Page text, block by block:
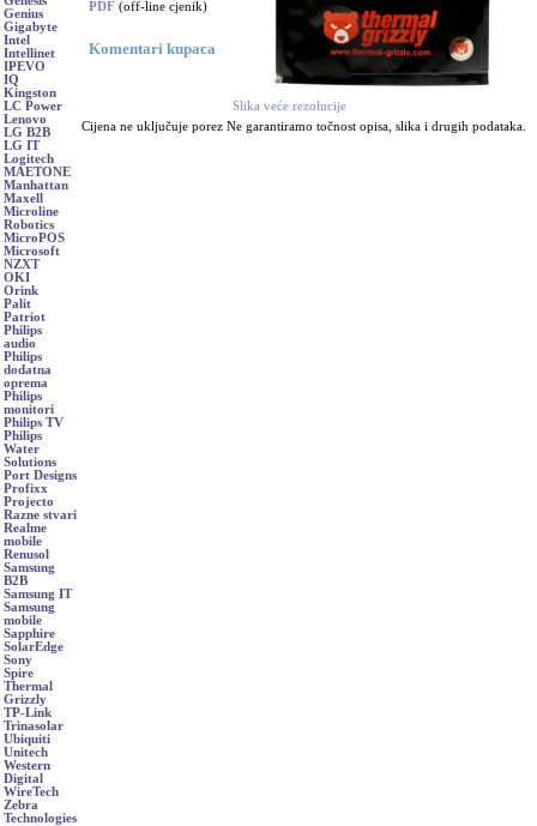
Genius
Gigabyte
Intel
Intellinet
IPEVO
IQ
Kingston
LC Power
Lenovo
LG B2B
LG IT
Logitech
MAETONE
Manhattan
Maxell
Microline
Robotics
MicroPOS
Microsoft
NZXT
OKI
Orink
Palit
Patriot
Philips
audio
Philips
dodatna
oprema
Philips
monitori
Philips TV
Philips
Water
Solutions
Port Designs
Profixx
Projecto
Razne stvari
Realme
mobile
Renusol
Samsung
B2B
Samsung IT
Samsung
mobile
Sapphire
SolarEdge
Sony
Spire
Thermal
Grizzly
TP-Link
Trinasolar
Ubiquiti
Unitech
Western
Digital
WireTech
Zebra
Technologies
PDF (off-line cjenik)
Komentari kupaca
Slika veće rezolucije
Cijena ne uključuje porez Ne garantiramo točnost opisa, slika i drugih podataka.